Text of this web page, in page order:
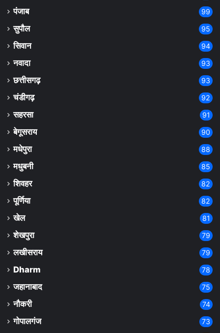
पंजाब 99
सुपौल 95
सिवान 94
नवादा 93
छत्तीसगढ़ 93
चंडीगढ़ 92
सहरसा 91
बेगूसराय 90
मधेपुरा 88
मधुबनी 85
शिवहर 82
पूर्णिया 82
खेल 81
शेखपुरा 79
लखीसराय 79
Dharm 78
जहानाबाद 75
नौकरी 74
गोपालगंज 73